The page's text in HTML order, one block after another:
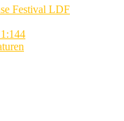
Festival LDF